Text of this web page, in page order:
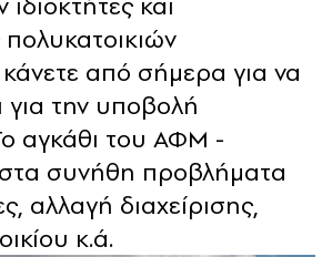
πολυκατοικιών
κάνετε από σήμερα για να
για την υποβολή
αγκάθι του ΑΦΜ -
συνήθη προβλήματα
αλλαγή διαχείρισης,
κ.ά.